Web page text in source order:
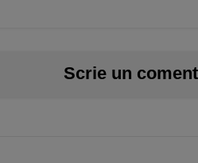
Scrie un